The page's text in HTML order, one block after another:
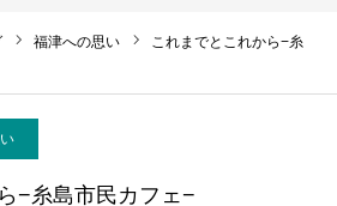
福津への思い
これまでとこれから−糸
−糸島市民カフェ−